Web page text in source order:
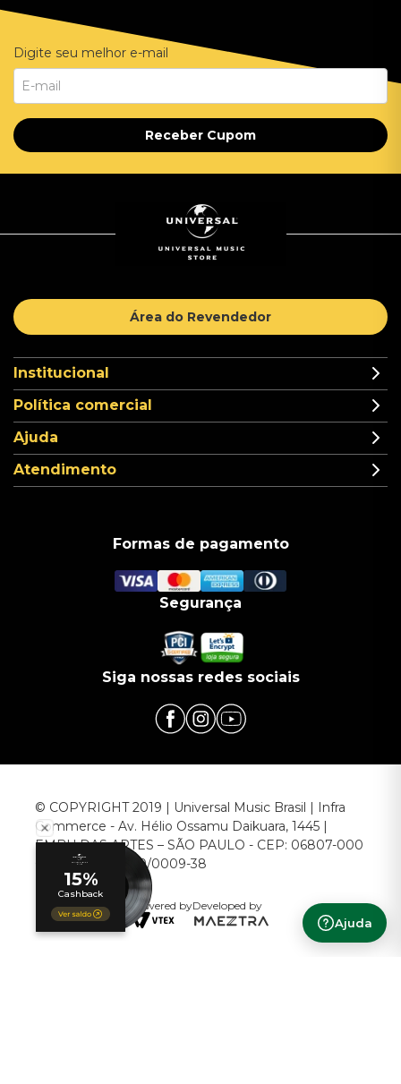
Ajuda
Digite seu melhor e-mail
Receber Cupom
Área do Revendedor
Institucional
Política comercial
Ajuda
Atendimento
Formas de pagamento
Segurança
Siga nossas redes sociais
© COPYRIGHT 2019 | Universal Music Brasil | Infra
Commerce - Av. Hélio Ossamu Daikuara, 1445 |
EMBU DAS ARTES – SÃO PAULO - CEP: 06807-000
CNPJ: 00.952.789/0009-38
Powered byDeveloped by